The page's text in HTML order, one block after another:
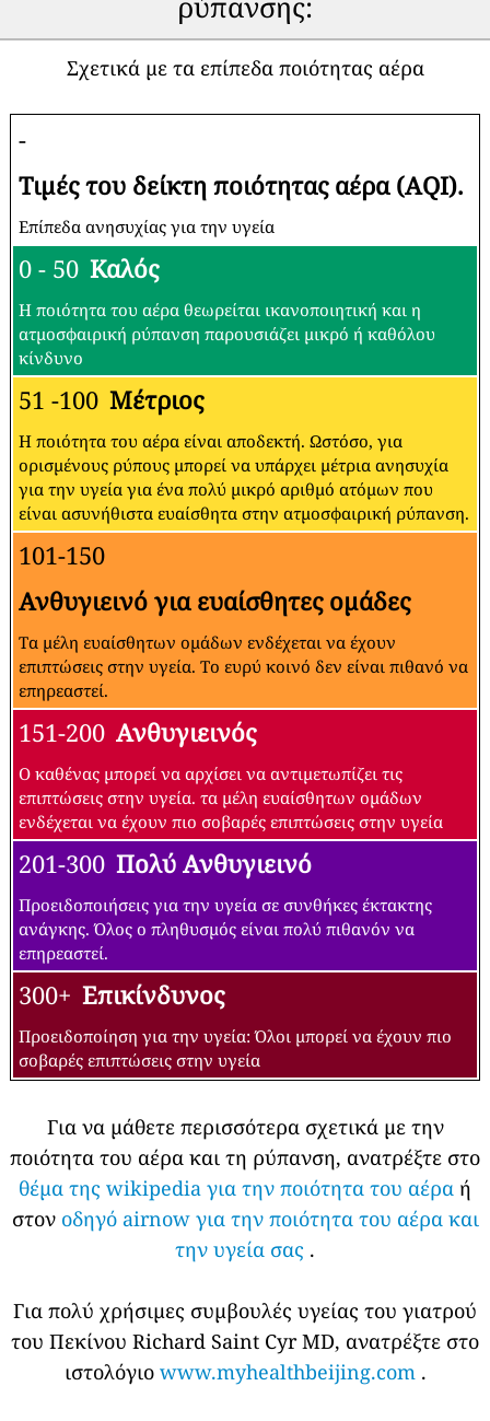
Σχετικά με τα επίπεδα ποιότητας αέρα
-
Τιμές του δείκτη ποιότητας αέρα (AQI).
Επίπεδα ανησυχίας για την υγεία
0 - 50 Καλός
Η ποιότητα του αέρα θεωρείται ικανοποιητική και η
ατμοσφαιρική ρύπανση παρουσιάζει μικρό ή καθόλου
κίνδυνο
51 -100 Μέτριος
Η ποιότητα του αέρα είναι αποδεκτή. Ωστόσο, για
ορισμένους ρύπους μπορεί να υπάρχει μέτρια ανησυχία
για την υγεία για ένα πολύ μικρό αριθμό ατόμων που
είναι ασυνήθιστα ευαίσθητα στην ατμοσφαιρική ρύπανση.
101-150
Ανθυγιεινό για ευαίσθητες ομάδες
Τα μέλη ευαίσθητων ομάδων ενδέχεται να έχουν
επιπτώσεις στην υγεία. Το ευρύ κοινό δεν είναι πιθανό να
επηρεαστεί.
151-200 Ανθυγιεινός
Ο καθένας μπορεί να αρχίσει να αντιμετωπίζει τις
επιπτώσεις στην υγεία. τα μέλη ευαίσθητων ομάδων
ενδέχεται να έχουν πιο σοβαρές επιπτώσεις στην υγεία
201-300 Πολύ Ανθυγιεινό
Προειδοποιήσεις για την υγεία σε συνθήκες έκτακτης
ανάγκης. Όλος ο πληθυσμός είναι πολύ πιθανόν να
επηρεαστεί.
300+ Επικίνδυνος
Προειδοποίηση για την υγεία: Όλοι μπορεί να έχουν πιο
σοβαρές επιπτώσεις στην υγεία
Για να μάθετε περισσότερα σχετικά με την
ποιότητα του αέρα και τη ρύπανση, ανατρέξτε στο
θέμα της wikipedia για την ποιότητα του αέρα ή
στον οδηγό airnow για την ποιότητα του αέρα και
την υγεία σας .
Για πολύ χρήσιμες συμβουλές υγείας του γιατρού
του Πεκίνου Richard Saint Cyr MD, ανατρέξτε στο
ιστολόγιο www.myhealthbeijing.com.